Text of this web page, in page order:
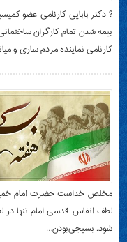
? دکتر بابایی کارنامی عضو
بیمه شدن تمام کارگران
کارنامی نماینده مردم ساری و
مخلص خداست حضرت امام
لطف انفاس قدسی امام تنها در
شود. بسیجی‌بودن…